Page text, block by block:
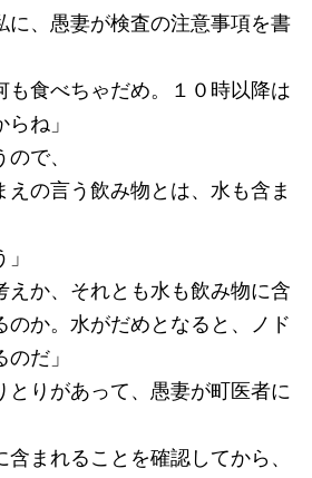
、愚妻が検査の注意事項を書
も食べちゃだめ。１０時以降は
ね」
で、
えの言う飲み物とは、水も含ま
えか、それとも水も飲み物に含
のか。水がだめとなると、ノド
だ」
りがあって、愚妻が町医者に
まれることを確認してから、